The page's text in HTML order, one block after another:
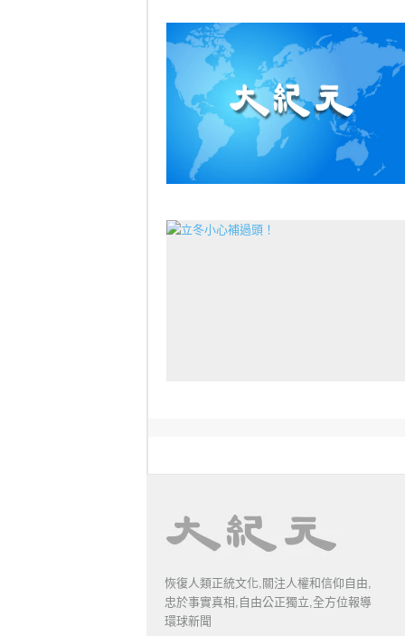
恢復人類正統文化,關注人權和信仰自由,
忠於事實真相,自由公正獨立,全方位報導
環球新聞